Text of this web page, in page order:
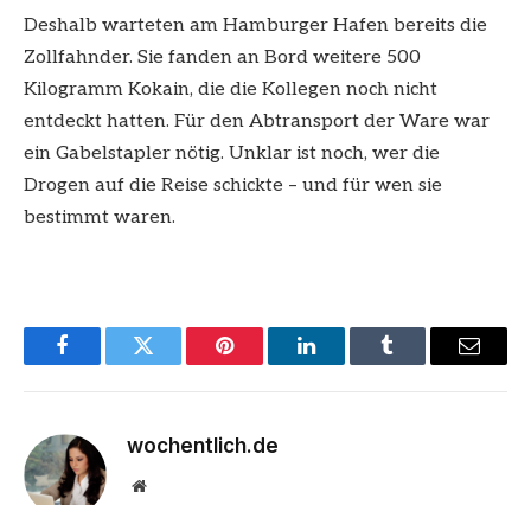
Deshalb warteten am Hamburger Hafen bereits die
Zollfahnder. Sie fanden an Bord weitere 500
Kilogramm Kokain, die die Kollegen noch nicht
entdeckt hatten. Für den Abtransport der Ware war
ein Gabelstapler nötig. Unklar ist noch, wer die
Drogen auf die Reise schickte – und für wen sie
bestimmt waren.
FacebookTwitter Pinterest LinkedInTumblr Email
wochentlich.de
Website